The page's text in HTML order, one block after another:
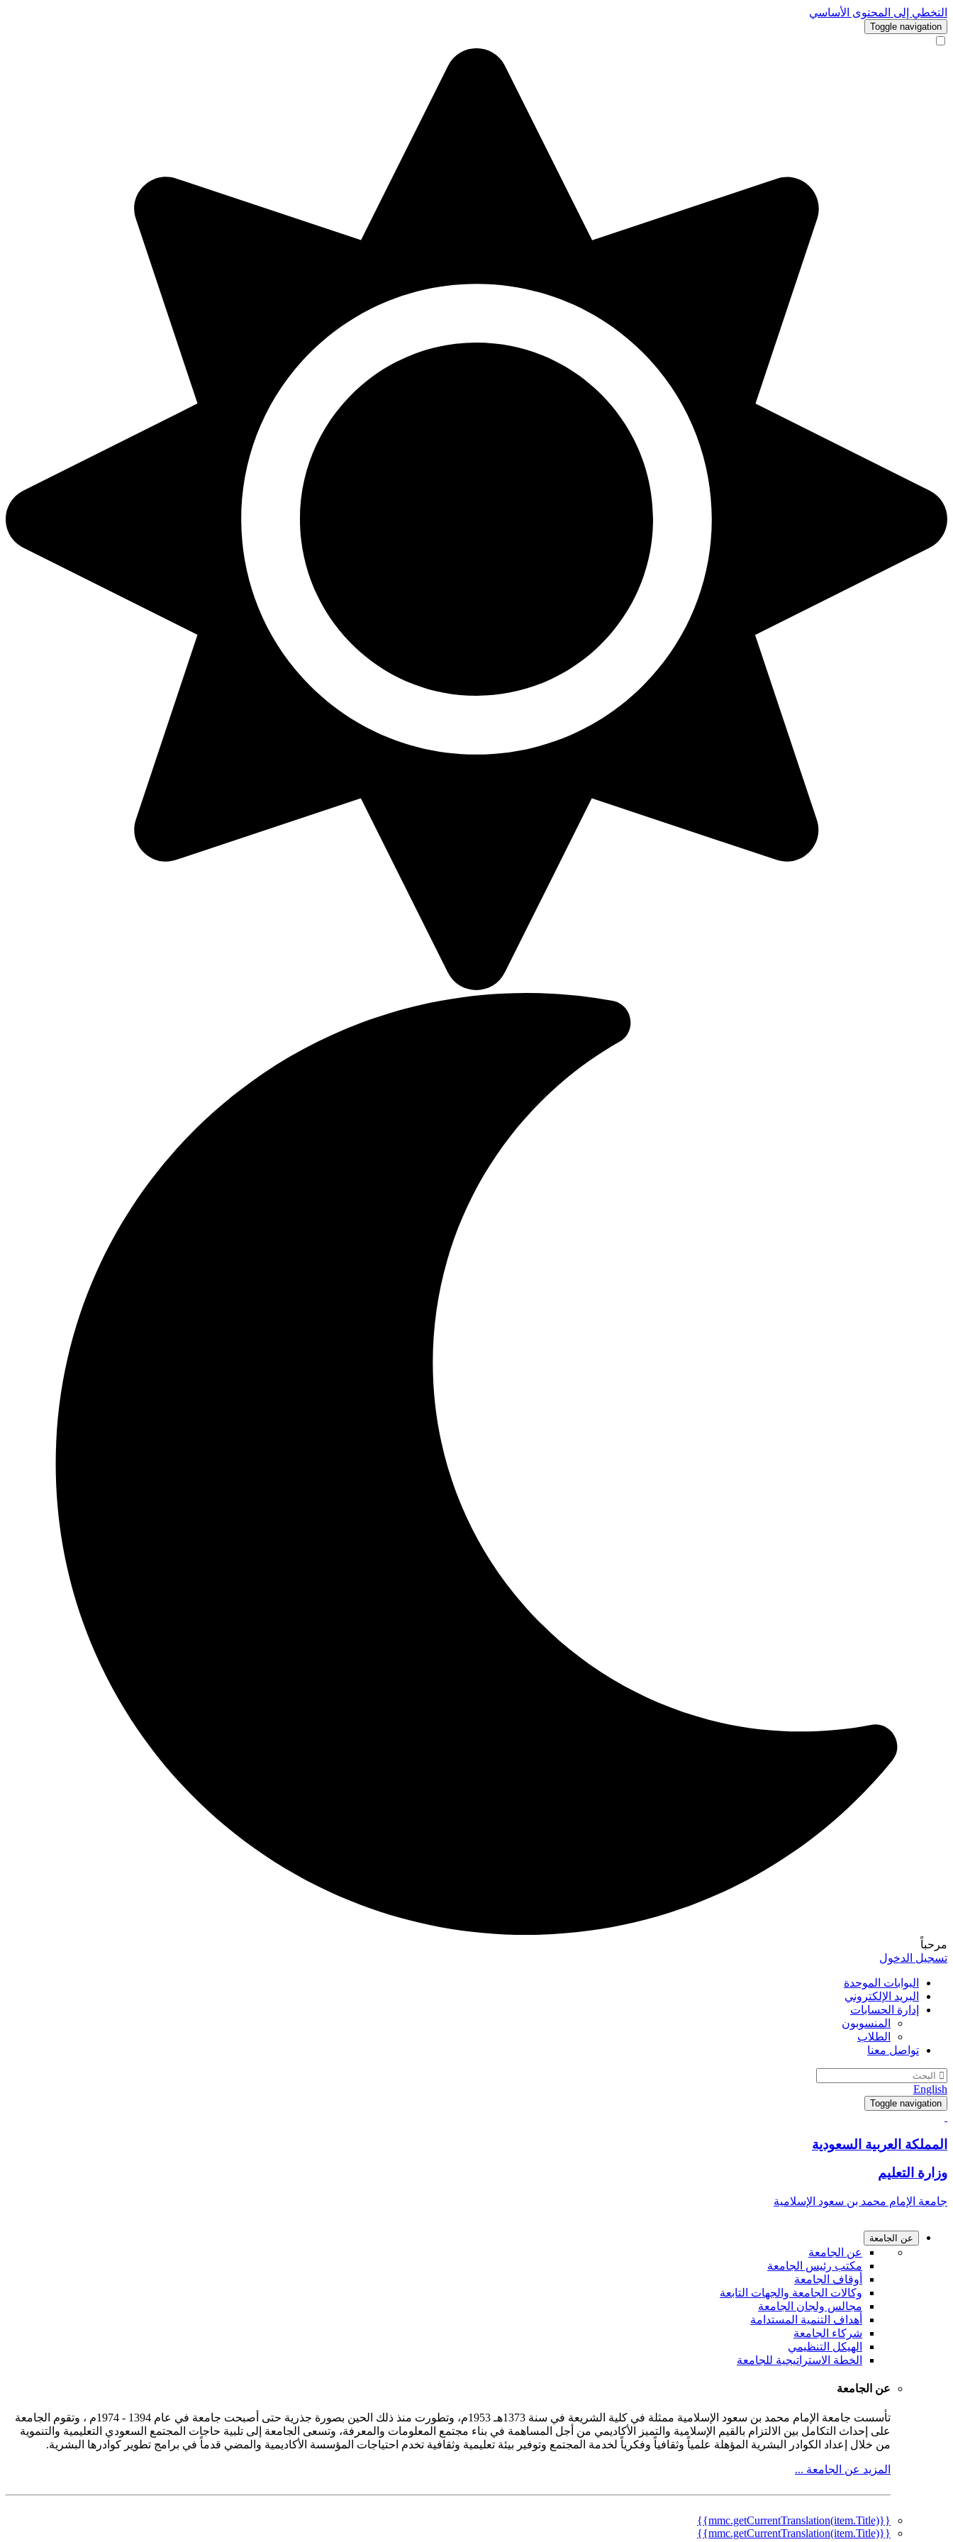
التخطي إلى المحتوى الأساسي
Toggle navigation
مرحباً
تسجيل الدخول
البوابات الموحدة
البريد الإلكتروني
إدارة الحسابات
المنسوبون
الطلاب
تواصل معنا
English
Toggle navigation
المملكة العربية السعودية
وزارة التعليم
جامعة الإمام محمد بن سعود الإسلامية
عن الجامعة
عن الجامعة
مكتب رئيس الجامعة
أوقاف الجامعة
وكالات الجامعة والجهات التابعة
مجالس ولجان الجامعة
أهداف التنمية المستدامة
شركاء الجامعة
الهيكل التنظيمي
الخطة الاستراتيجية للجامعة
عن الجامعة
تأسست جامعة الإمام محمد بن سعود الإسلامية ممثلة في كلية الشريعة في سنة 1373هـ 1953م، وتطورت منذ ذلك الحين بصورة جذرية حتى أصبحت جامعة في عام 1394 - 1974م ، وتقوم الجامعة
على إحداث التكامل بين الالتزام بالقيم الإسلامية والتميز الأكاديمي من أجل المساهمة في بناء مجتمع المعلومات والمعرفة، وتسعى الجامعة إلى تلبية حاجات المجتمع السعودي التعليمية والتنموية
من خلال إعداد الكوادر البشرية المؤهلة علمياً وثقافياً وفكرياً لخدمة المجتمع وتوفير بيئة تعليمية وثقافية تخدم احتياجات المؤسسة الأكاديمية والمضي قدماً في برامج تطوير كوادرها البشرية.
المزيد عن الجامعة ...
{{mmc.getCurrentTranslation(item.Title)}}
{{mmc.getCurrentTranslation(item.Title)}}